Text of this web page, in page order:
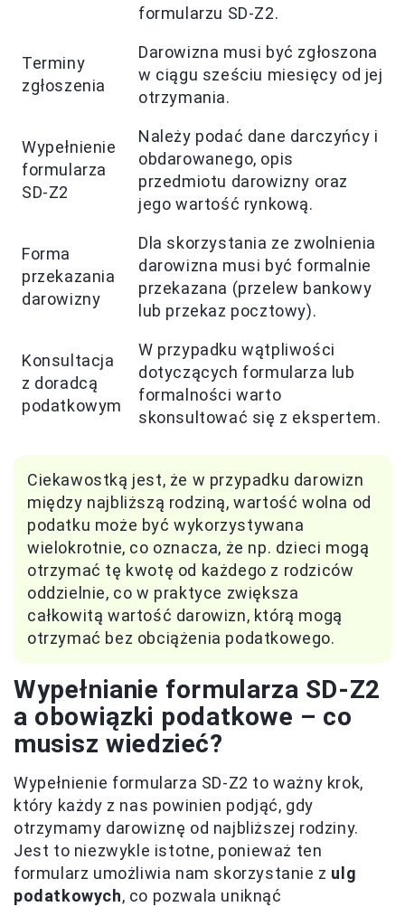
formularzu SD-Z2.
Terminy
zgłoszenia
Darowizna musi być zgłoszona
w ciągu sześciu miesięcy od jej
otrzymania.
Wypełnienie
formularza
SD-Z2
Należy podać dane darczyńcy i
obdarowanego, opis
przedmiotu darowizny oraz
jego wartość rynkową.
Forma
przekazania
darowizny
Dla skorzystania ze zwolnienia
darowizna musi być formalnie
przekazana (przelew bankowy
lub przekaz pocztowy).
Konsultacja
z doradcą
podatkowym
W przypadku wątpliwości
dotyczących formularza lub
formalności warto
skonsultować się z ekspertem.
Ciekawostką jest, że w przypadku darowizn
między najbliższą rodziną, wartość wolna od
podatku może być wykorzystywana
wielokrotnie, co oznacza, że np. dzieci mogą
otrzymać tę kwotę od każdego z rodziców
oddzielnie, co w praktyce zwiększa
całkowitą wartość darowizn, którą mogą
otrzymać bez obciążenia podatkowego.
Wypełnianie formularza SD-Z2
a obowiązki podatkowe – co
musisz wiedzieć?
Wypełnienie formularza SD-Z2 to ważny krok,
który każdy z nas powinien podjąć, gdy
otrzymamy darowiznę od najbliższej rodziny.
Jest to niezwykle istotne, ponieważ ten
formularz umożliwia nam skorzystanie z ulg
podatkowych, co pozwala uniknąć